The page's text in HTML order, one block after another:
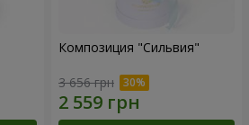
Композиция "Сильвия"
3 656 грн